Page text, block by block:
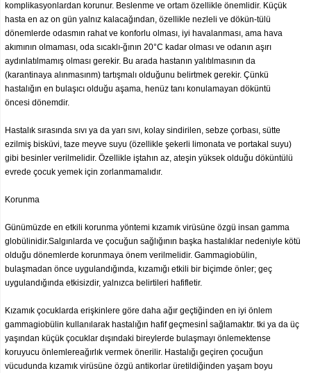
komplikasyonlardan korunur. Beslenme ve ortam özellikle önemlidir. Küçük
hasta en az on gün yalnız kalacağından, özellikle nezleli ve dökün-tülü
dönemlerde odasmın rahat ve konforlu olması, iyi havalanması, ama hava
akımının olmaması, oda sıcaklı-ğının 20°C kadar olması ve odanın aşırı
aydınlatılmamış olması gerekir. Bu arada hastanın yalıtılmasının da
(karantinaya alınmasınm) tartışmalı olduğunu belirtmek gerekir. Çünkü
hastalığın en bulaşıcı olduğu aşama, henüz tanı konulamayan döküntü
öncesi dönemdir.
Hastalık sırasında sıvı ya da yarı sıvı, kolay sindirilen, sebze çorbası, sütte
ezilmiş bisküvi, taze meyve suyu (özellikle şekerli limonata ve portakal suyu)
gibi besinler verilmelidir. Özellikle iştahın az, ateşin yüksek olduğu döküntülü
evrede çocuk yemek için zorlanmamalıdır.
Korunma
Günümüzde en etkili korunma yöntemi kızamık virüsüne özgü insan gamma
globülinidir.Salgınlarda ve çocuğun sağlığının başka hastalıklar nedeniyle kötü
olduğu dönemlerde korunmaya önem verilmelidir. Gammagiobülin,
bulaşmadan önce uygulandığında, kızamığı etkili bir biçimde önler; geç
uygulandığında etkisizdir, yalnızca belirtileri hafifletir.
Kızamık çocuklarda erişkinlere göre daha ağır geçtiğinden en iyi önlem
gammagiobülin kullanılarak hastalığın hafif geçmesinİ sağlamaktır. tki ya da üç
yaşından küçük çocuklar dışındaki bireylerde bulaşmayı önlemektense
koruyucu önlemlereağırlık vermek önerilir. Hastalığı geçiren çocuğun
vücudunda kızamık virüsüne özgü antikorlar üretildiğinden yaşam boyu